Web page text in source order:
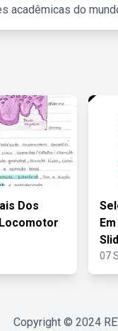
do
Dos
07
Copyright © 2024